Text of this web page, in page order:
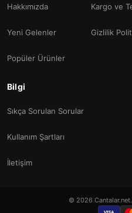
Hakkımızda
Yeni Gelenler
Popüler Ürünler
Kargo ve
Gizlilik
Bilgi
Sıkça Sorulan Sorular
Kullanım Şartları
İletişim
© 2026 Cantalar.net.